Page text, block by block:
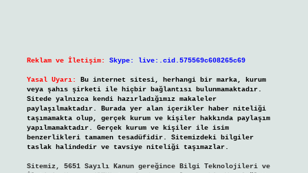
Reklam ve İletişim: Skype: live:.cid.575569c608265c69
Yasal Uyarı:
Bu internet sitesi, herhangi bir marka, kurum
veya şahıs şirketi ile hiçbir bağlantısı bulunmamaktadır.
Sitede yalnızca kendi hazırladığımız makaleler
paylaşılmaktadır. Burada yer alan içerikler haber niteliği
taşımamakta olup, gerçek kurum ve kişiler hakkında paylaşım
yapılmamaktadır. Gerçek kurum ve kişiler ile isim
benzerlikleri tamamen tesadüfidir. Sitemizdeki bilgiler
taslak halindedir ve tavsiye niteliği taşımazlar.
Sitemiz, 5651 Sayılı Kanun gereğince Bilgi Teknolojileri ve